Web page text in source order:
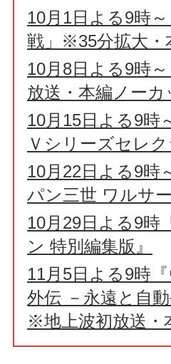
10月1日よる9時
戦」※35分拡大・
10月8日よる9時
放送・本編ノー
10月15日よる9
Ｖシリーズセレク
10月22日よる9
パン三世 ワルサー
10月29日よる9時
ン 特別編集版』
11月5日よる9時
外伝 －永遠と自
※地上波初放送・